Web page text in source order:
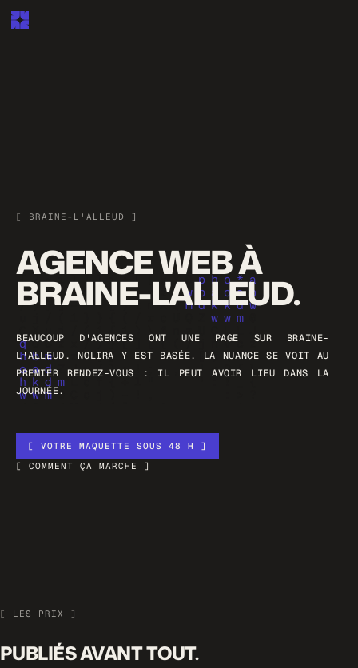
[ BRAINE-L'ALLEUD ]
AGENCE WEB À
BRAINE-L'ALLEUD.
BEAUCOUP D'AGENCES ONT UNE PAGE SUR BRAINE-
L'ALLEUD. NOLIRA Y EST BASÉE. LA NUANCE SE VOIT AU
PREMIER RENDEZ-VOUS : IL PEUT AVOIR LIEU DANS LA
JOURNÉE.
[ VOTRE MAQUETTE SOUS 48 H ]
[ COMMENT ÇA MARCHE ]
[ LES PRIX ]
PUBLIÉS AVANT TOUT.